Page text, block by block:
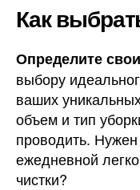
Как
Определите
выбору
ваших
объем и тип
проводить.
ежедневной
чистки?